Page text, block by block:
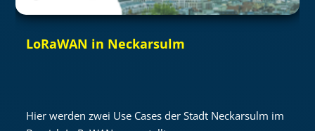
LoRaWAN in Neckarsulm
Hier werden zwei Use Cases der Stadt Neckarsulm im